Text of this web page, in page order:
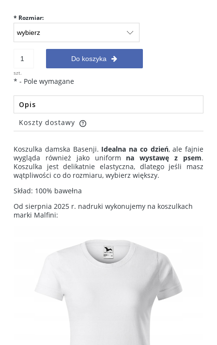
* Rozmiar:
szt.
Do koszyka
* - Pole wymagane
Opis
Koszty dostawy
Cena nie zawiera ewentualnych kosztów płatności
Koszulka damska Basenji. Idealna na co dzień, ale fajnie
wygląda również jako uniform na wystawę z psem.
Koszulka jest delikatnie elastyczna, dlatego jeśli masz
wątpliwości co do rozmiaru, wybierz większy.
Skład: 100% bawełna
Od sierpnia 2025 r. nadruki wykonujemy na koszulkach
marki Malfini: